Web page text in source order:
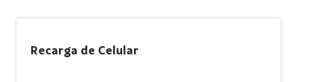
Recarga de Celular